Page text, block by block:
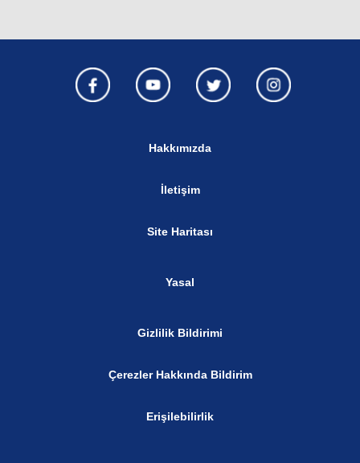
Hakkımızda
İletişim
Site Haritası
Yasal
Gizlilik Bildirimi
Çerezler Hakkında Bildirim
Erişilebilirlik